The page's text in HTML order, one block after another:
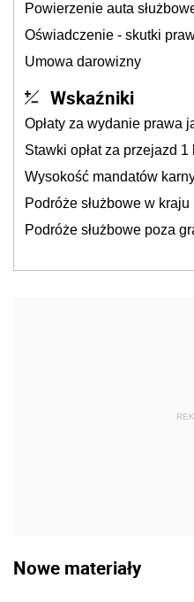
Powierzenie auta
Oświadczenie - skutki
Umowa darowizny
Wskaźniki
Opłaty za wydanie prawa
Stawki opłat za przejazd 1
Wysokość mandatów
Podróże służbowe w kraju
Podróże służbowe poza
Nowe materiały